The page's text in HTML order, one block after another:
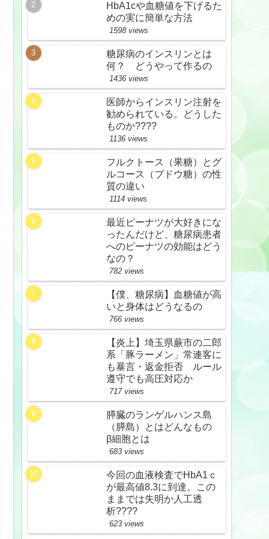
HbA1cや血糖値を下げるた
めの実に簡単な方法
1598 views
糖尿病のインスリンとは
何？ どうやって作るの
1436 views
医師からインスリン注射を
勧められている。どうした
ものか????
1136 views
フルクトース（果糖）とグ
ルコース（ブドウ糖）の性
質の違い
1114 views
最近ピーナツが大好きにな
ったんだけど、糖尿病患者
へのピーナツの効能はどう
なの？
782 views
【僕、糖尿病】血糖値が高
いと身体はどうなるの
766 views
【炎上】埼玉県蕨市の二郎
系「豚ラーメン」常連客に
も暴言・返金拒否 ルール
遵守でも高圧対応か
717 views
膵臓のランゲルハンス島
（膵島）とはどんなもの
β細胞とは
683 views
今回の血液検査でHbA1ｃ
が最高値8.3に到達。この
ままでは失明か人工透
析????
623 views